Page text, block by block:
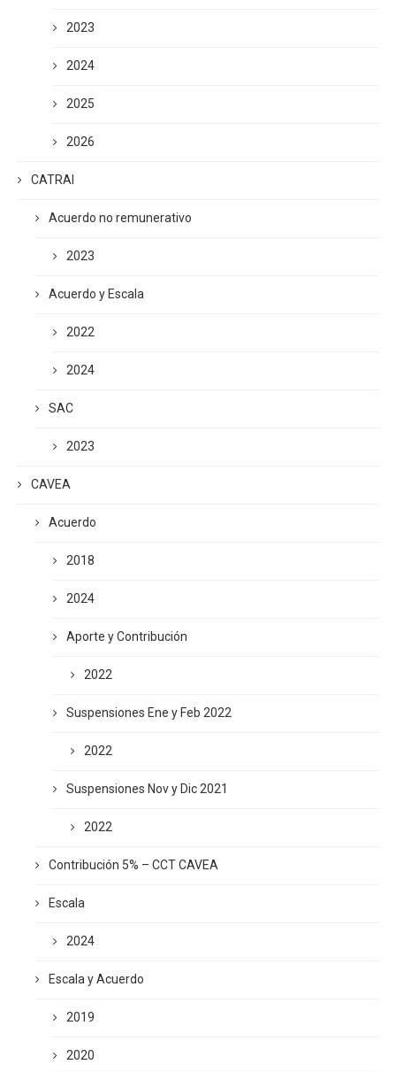
2023
2024
2025
2026
CATRAI
Acuerdo no remunerativo
2023
Acuerdo y Escala
2022
2024
SAC
2023
CAVEA
Acuerdo
2018
2024
Aporte y Contribución
2022
Suspensiones Ene y Feb 2022
2022
Suspensiones Nov y Dic 2021
2022
Contribución 5% – CCT CAVEA
Escala
2024
Escala y Acuerdo
2019
2020